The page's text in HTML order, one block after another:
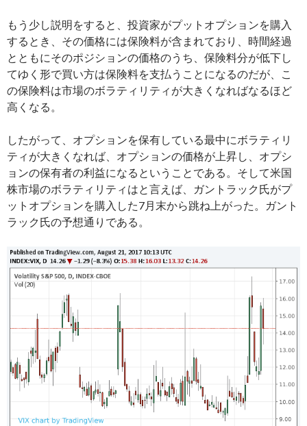
もう少し説明をすると、投資家がプットオプションを購入
するとき、その価格には保険料が含まれており、時間経過
とともにそのポジションの価格のうち、保険料分が低下し
てゆく形で買い方は保険料を支払うことになるのだが、こ
の保険料は市場のボラティリティが大きくなればなるほど
高くなる。
したがって、オプションを保有している最中にボラティリ
ティが大きくなれば、オプションの価格が上昇し、オプシ
ョンの保有者の利益になるということである。そして米国
株市場のボラティリティはと言えば、ガントラック氏がプ
ットオプションを購入した7月末から跳ね上がった。ガント
ラック氏の予想通りである。